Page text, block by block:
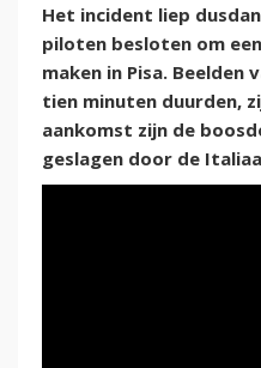
Het incident liep
piloten besloten om
maken in Pisa.
tien minuten duurden,
aankomst zijn de
geslagen door de